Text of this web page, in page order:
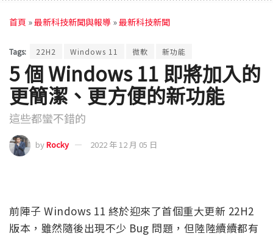
首頁 »最新科技新聞與報導 »最新科技新聞
Tags: 22H2 Windows 11 微軟 新功能
5 個 Windows 11 即將加入的
更簡潔、更方便的新功能
這些都蠻不錯的
byRocky 2022 年 12 月 05 日
前陣子 Windows 11 終於迎來了首個重大更新 22H2
版本，雖然隨後出現不少 Bug 問題，但陸陸續續都有